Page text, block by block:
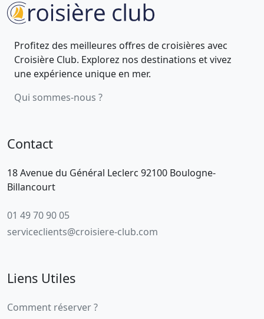
Profitez des meilleures offres de croisières avec
Croisière Club. Explorez nos destinations et vivez
une expérience unique en mer.
Qui sommes-nous ?
Contact
18 Avenue du Général Leclerc 92100 Boulogne-
Billancourt
01 49 70 90 05
serviceclients@croisiere-club.com
Liens Utiles
Comment réserver ?